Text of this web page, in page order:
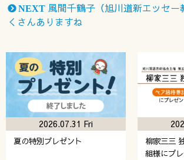
NEXT 風間千鶴子（旭川道新エッセー
くさんありますね
夏の特別プレゼント
2026.07.31 Fri
柳家三三
組様にプ